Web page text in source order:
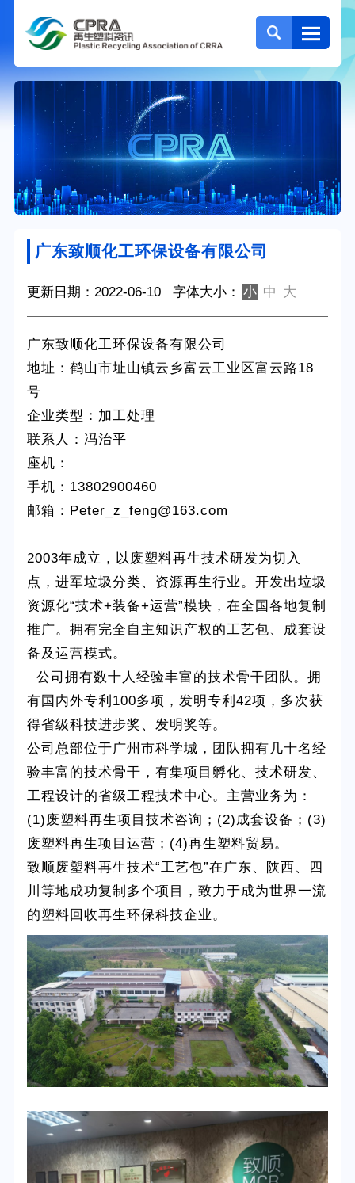
广东致顺化工环保设备有限公司
更新日期：2022-06-10 字体大小： 小 中 大
广东致顺化工环保设备有限公司
地址：鹤山市址山镇云乡富云工业区富云路18
号
企业类型：加工处理
联系人：冯治平
座机：
手机：13802900460
邮箱：Peter_z_feng@163.com
2003年成立，以废塑料再生技术研发为切入
点，进军垃圾分类、资源再生行业。开发出垃圾
资源化“技术+装备+运营”模块，在全国各地复制
推广。拥有完全自主知识产权的工艺包、成套设
备及运营模式。
公司拥有数十人经验丰富的技术骨干团队。拥
有国内外专利100多项，发明专利42项，多次获
得省级科技进步奖、发明奖等。
公司总部位于广州市科学城，团队拥有几十名经
验丰富的技术骨干，有集项目孵化、技术研发、
工程设计的省级工程技术中心。主营业务为：
(1)废塑料再生项目技术咨询；(2)成套设备；(3)
废塑料再生项目运营；(4)再生塑料贸易。
致顺废塑料再生技术“工艺包”在广东、陕西、四
川等地成功复制多个项目，致力于成为世界一流
的塑料回收再生环保科技企业。